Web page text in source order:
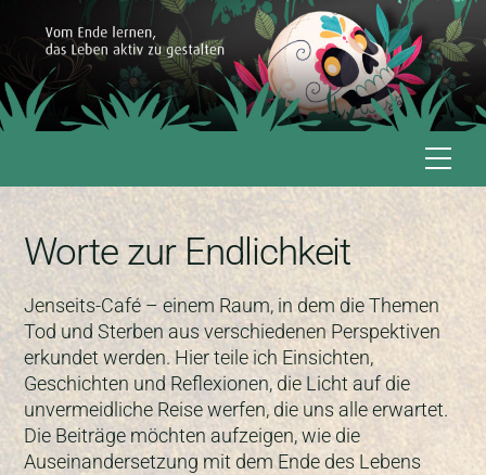
content
Worte zur Endlichkeit
Jenseits-Café – einem Raum, in dem die Themen
Tod und Sterben aus verschiedenen Perspektiven
erkundet werden. Hier teile ich Einsichten,
Geschichten und Reflexionen, die Licht auf die
unvermeidliche Reise werfen, die uns alle erwartet.
Die Beiträge möchten aufzeigen, wie die
Auseinandersetzung mit dem Ende des Lebens